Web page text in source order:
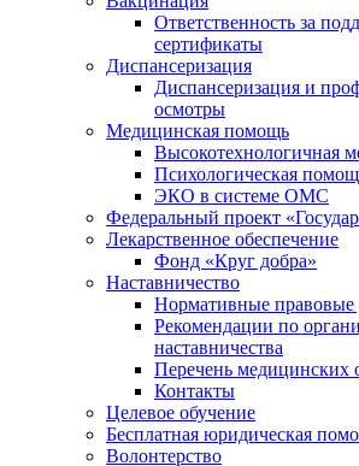
Ответственность за
сертификаты
Диспансеризация
Диспансеризация и
осмотры
Медицинская помощь
Высокотехнологичная
Психологическая
ЭКО в системе ОМС
Федеральный проект
Лекарственное обеспечение
Фонд «Круг добра»
Наставничество
Нормативные правовые
Рекомендации по
наставничества
Перечень медицинских
Контакты
Целевое обучение
Бесплатная юридическая
Волонтерство